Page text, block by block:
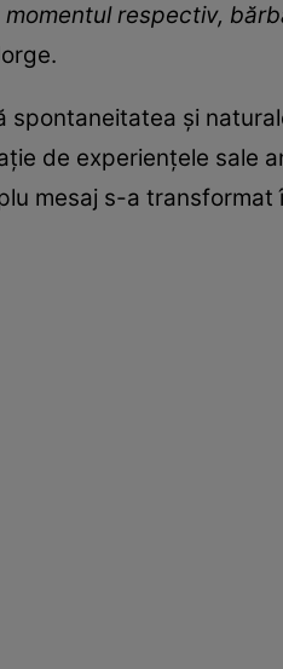
respectiv,
și
de experiențele sale
mesaj s-a